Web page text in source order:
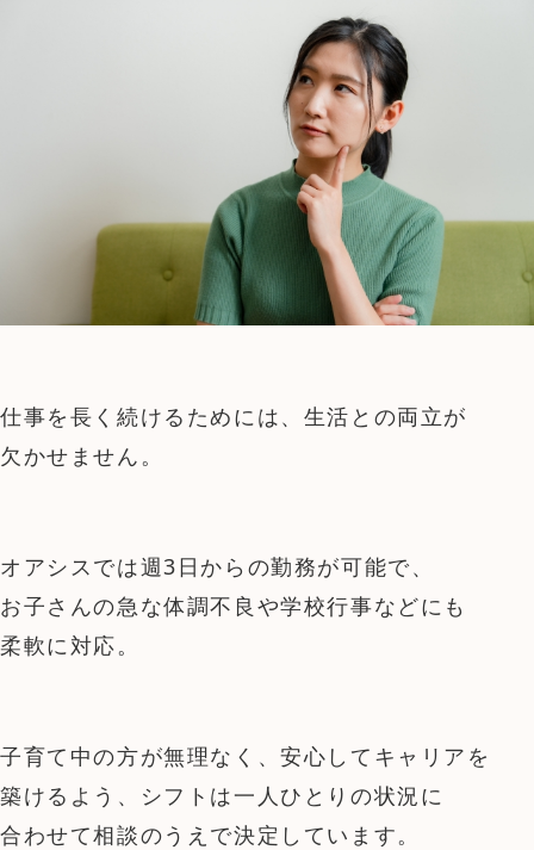
仕事を長く続けるためには、生活との両立が
欠かせません。
オアシスでは週3日からの勤務が可能で、
お子さんの急な体調不良や学校行事などにも
柔軟に対応。
子育て中の方が無理なく、安心してキャリアを
築けるよう、シフトは一人ひとりの状況に
合わせて相談のうえで決定しています。